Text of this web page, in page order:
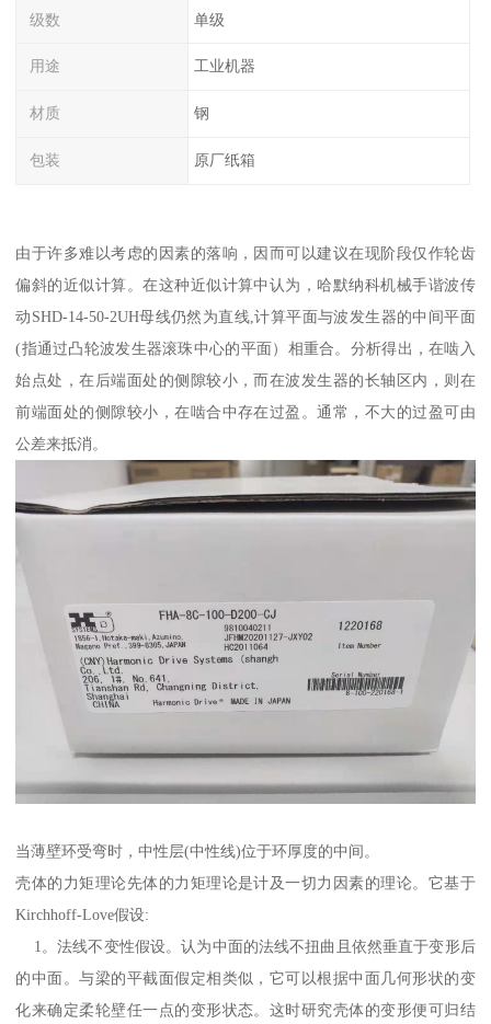
级数 单级
用途 工业机器
材质 钢
包装 原厂纸箱
由于许多难以考虑的因素的落响，因而可以建议在现阶段仅作轮齿
偏斜的近似计算。在这种近似计算中认为，哈默纳科机械手谐波传
动SHD-14-50-2UH母线仍然为直线,计算平面与波发生器的中间平面
(指通过凸轮波发生器滚珠中心的平面）相重合。分析得出，在啮入
始点处，在后端面处的侧隙较小，而在波发生器的长轴区内，则在
前端面处的侧隙较小，在啮合中存在过盈。通常，不大的过盈可由
公差来抵消。
当薄壁环受弯时，中性层(中性线)位于环厚度的中间。
壳体的力矩理论先体的力矩理论是计及一切力因素的理论。它基于
Kirchhoff-Love假设:
1。法线不变性假设。认为中面的法线不扭曲且依然垂直于变形后
的中面。与梁的平截面假定相类似，它可以根据中面几何形状的变
化来确定柔轮壁任一点的变形状态。这时研究壳体的变形便可归结